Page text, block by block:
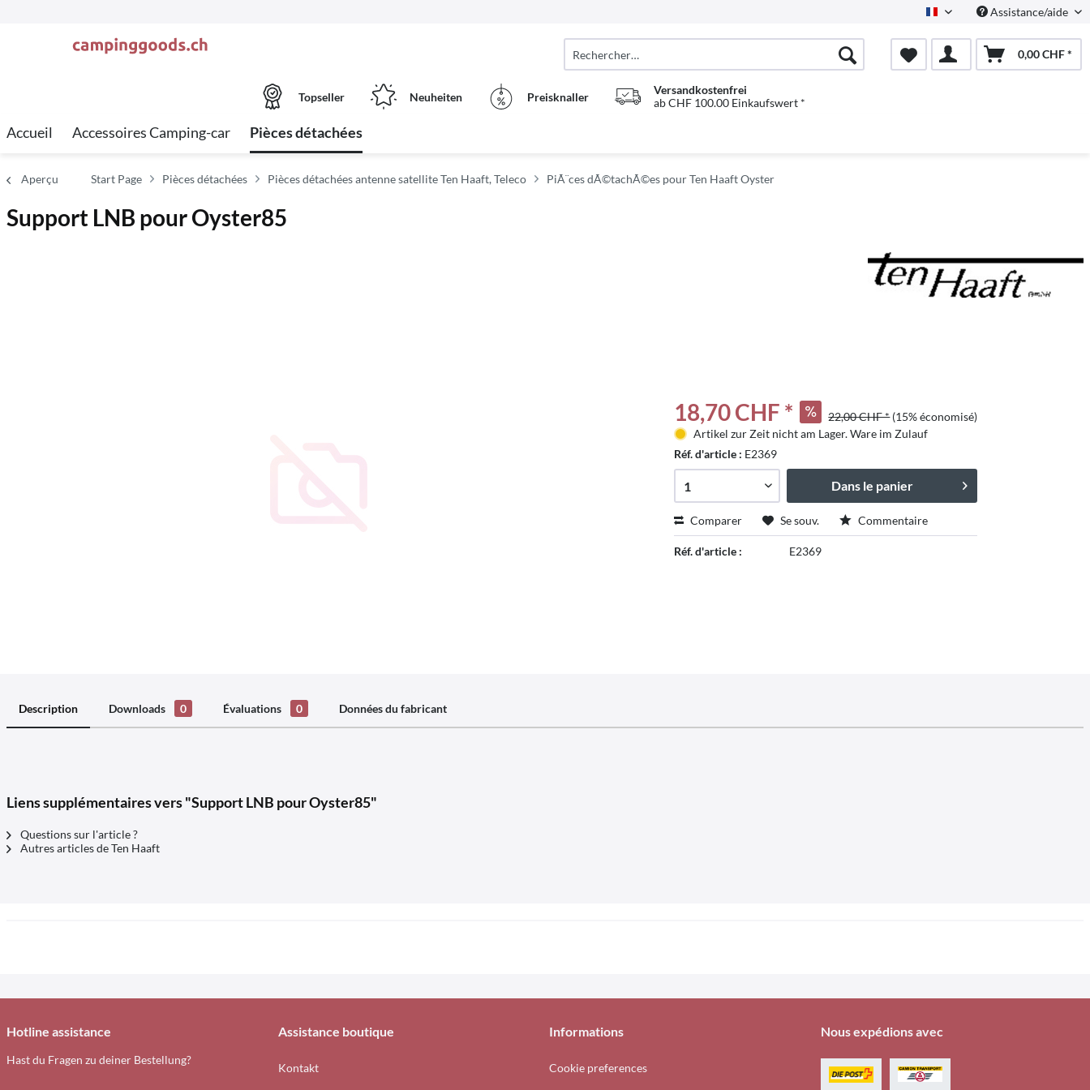
FranzösischAssistance/aide
0,00 CHF *
Topseller Neuheiten Preisknaller
Versandkostenfrei
ab CHF 100.00 Einkaufswert *
Accueil Accessoires Camping-car Pièces détachées
Aperçu Start Page Pièces détachées Pièces détachées antenne satellite Ten Haaft, Teleco PiÃ¨ces dÃ©tachÃ©es pour Ten Haaft Oyster
Support LNB pour Oyster85
18,70 CHF * 22,00 CHF * (15% économisé)
Artikel zur Zeit nicht am Lager. Ware im Zulauf
Réf. d'article : E2369
Dans le panier
Comparer Se souv. Commentaire
Réf. d'article : E2369
Description Downloads 0 Évaluations 0 Données du fabricant
Liens supplémentaires vers "Support LNB pour Oyster85"
Questions sur l'article ?
Autres articles de Ten Haaft
Hotline assistance
Hast du Fragen zu deiner Bestellung?
Assistance boutique
Kontakt
Informations
Cookie preferences
Nous expédions avec